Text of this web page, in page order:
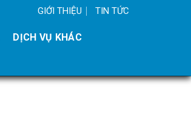
GIỚI THIỆU TIN TỨC
DỊCH VỤ KHÁC